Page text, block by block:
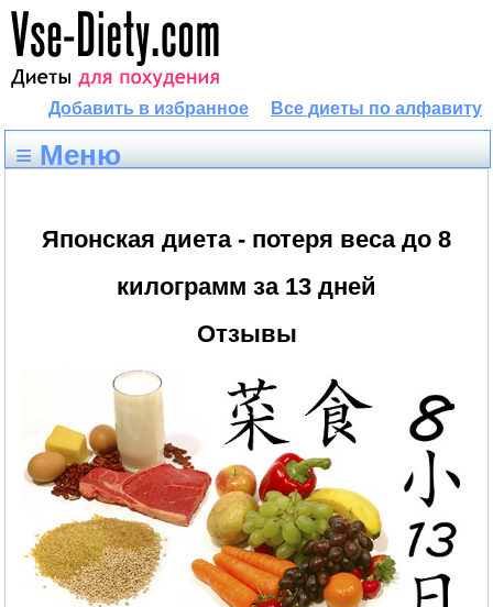
Все диеты по алфавиту
Добавить в избранное
≡ Меню
Японская диета - потеря веса до 8
килограмм за 13 дней
Отзывы